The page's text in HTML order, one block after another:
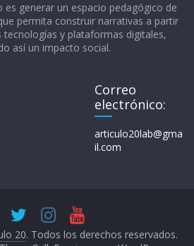
es generar un espacio pedagógico de
permita construir narrativas a partir
tecnologías y plataformas digitales,
así un impacto social.
Correo
electrónico:
articulo20lab@gma
il.com
20. Todos los derechos reservados.